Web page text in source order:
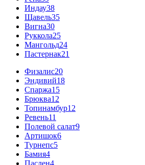
Индау38
Щавель35
Вигна30
Руккола25
Мангольд24
Пастернак21
Физалис20
Эндивий18
Спаржа15
Брюква12
Топинамбур12
Ревень11
Полевой салат9
Артишок6
Турнепс5
Бамия4